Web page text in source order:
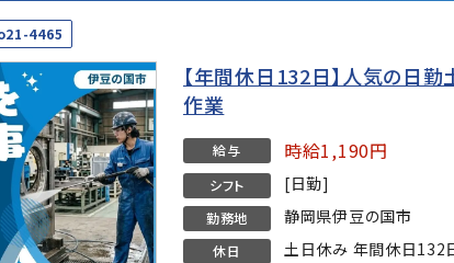
4465
【年間休日132日】人気の日
作業
給与 時給1,190円
シフト [日勤]
勤務地 静岡県伊豆の国市
休日 土日休み 年間休日132